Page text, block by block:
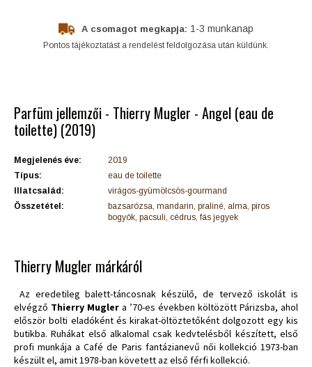
A csomagot megkapja: 1-3 munkanap
Pontos tájékoztatást a rendelést feldolgozása után küldünk.
Parfüm jellemzői - Thierry Mugler - Angel (eau de
toilette) (2019)
Megjelenés éve:
2019
Típus:
eau de toilette
Illatcsalád:
virágos-gyümölcsös-gourmand
Összetétel:
bazsarózsa, mandarin, praliné, alma, piros
bogyók, pacsuli, cédrus, fás jegyek
Thierry Mugler márkáról
Az eredetileg balett-táncosnak készülő, de tervező iskolát is
elvégző Thierry Mugler a ’70-es években költözött Párizsba, ahol
először bolti eladóként és kirakat-öltöztetőként dolgozott egy kis
butikba. Ruhákat első alkalomal csak kedvtelésből készített, első
profi munkája a Café de Paris fantázianevű női kollekció 1973-ban
készült el, amit 1978-ban követett az első férfi kollekció.